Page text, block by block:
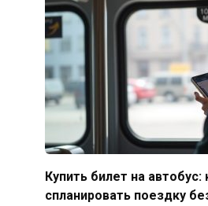
Купить билет на автобус:
спланировать поездку